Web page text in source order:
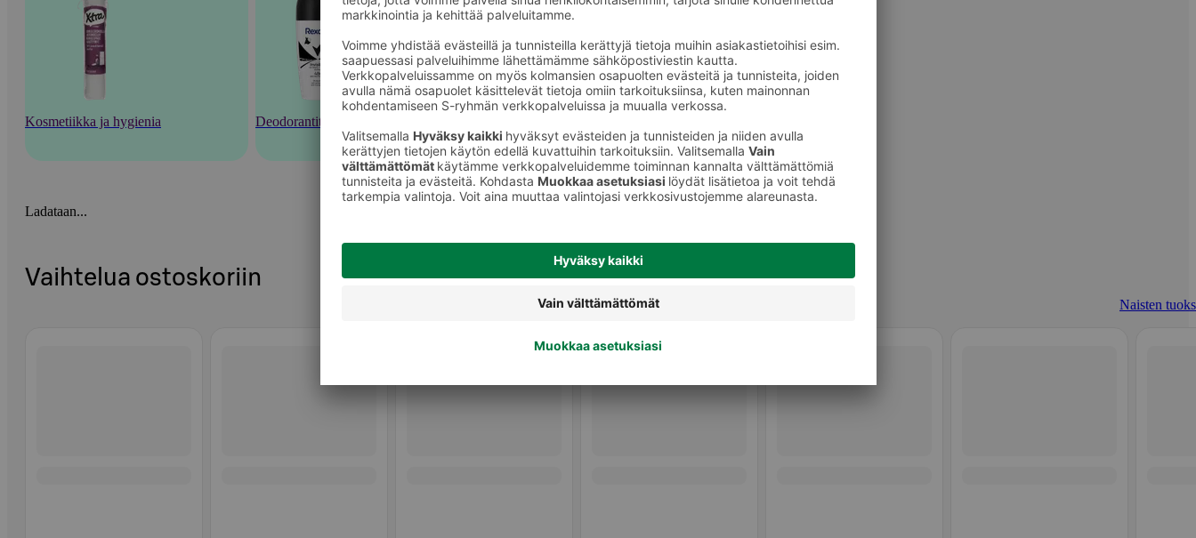
Kosmetiikka ja hygienia Deodorantit ja tuoksut
Ladataan...
Vaihtelua ostoskoriin
Naisten